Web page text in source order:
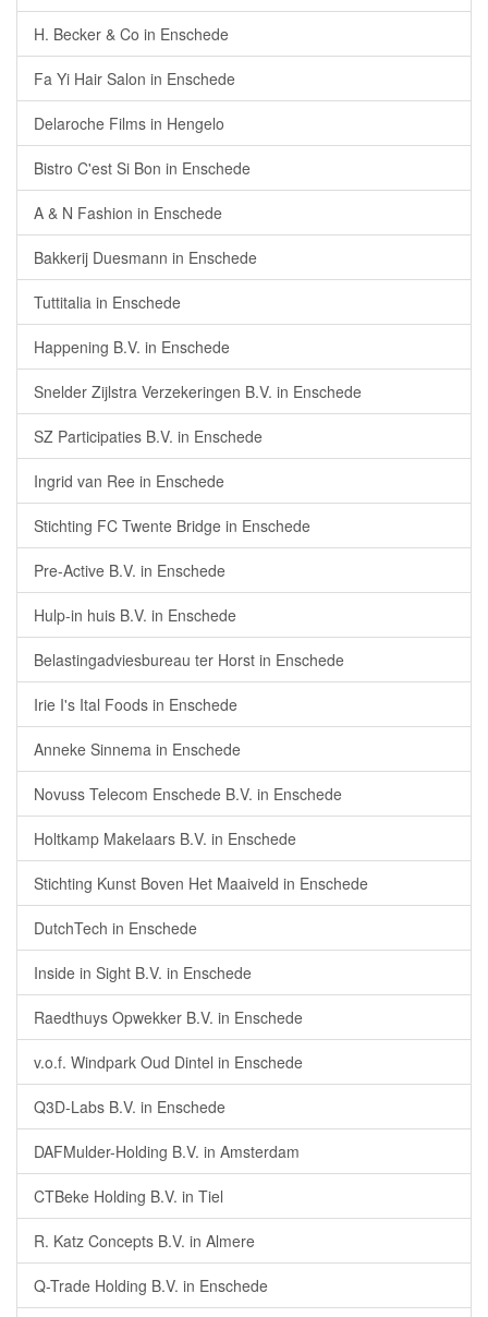
H. Becker & Co in Enschede
Fa Yi Hair Salon in Enschede
Delaroche Films in Hengelo
Bistro C'est Si Bon in Enschede
A & N Fashion in Enschede
Bakkerij Duesmann in Enschede
Tuttitalia in Enschede
Happening B.V. in Enschede
Snelder Zijlstra Verzekeringen B.V. in Enschede
SZ Participaties B.V. in Enschede
Ingrid van Ree in Enschede
Stichting FC Twente Bridge in Enschede
Pre-Active B.V. in Enschede
Hulp-in huis B.V. in Enschede
Belastingadviesbureau ter Horst in Enschede
Irie I's Ital Foods in Enschede
Anneke Sinnema in Enschede
Novuss Telecom Enschede B.V. in Enschede
Holtkamp Makelaars B.V. in Enschede
Stichting Kunst Boven Het Maaiveld in Enschede
DutchTech in Enschede
Inside in Sight B.V. in Enschede
Raedthuys Opwekker B.V. in Enschede
v.o.f. Windpark Oud Dintel in Enschede
Q3D-Labs B.V. in Enschede
DAFMulder-Holding B.V. in Amsterdam
CTBeke Holding B.V. in Tiel
R. Katz Concepts B.V. in Almere
Q-Trade Holding B.V. in Enschede